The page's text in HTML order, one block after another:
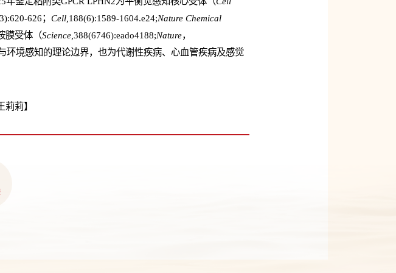
626； Cell, 188(6):1589-1604.e24;Nature Chemical
膜受体（Science, 388(6746):eado4188;Nature，
环境感知的理论边界，也为代谢性疾病、心血管疾病及感觉
莉】